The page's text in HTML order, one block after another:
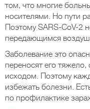
том, что многие
носителями. Но пути
Поэтому SARS-CoV-2
передающимся
Заболевание это
переносят его
исходом. Поэтому
избежать болезни.
по профилактике